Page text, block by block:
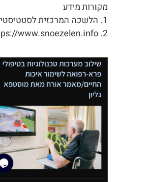
מקורות מידע
1. הלשכה המרכזית לסטטיסטיקה
2. https://www.snoezelen.info/